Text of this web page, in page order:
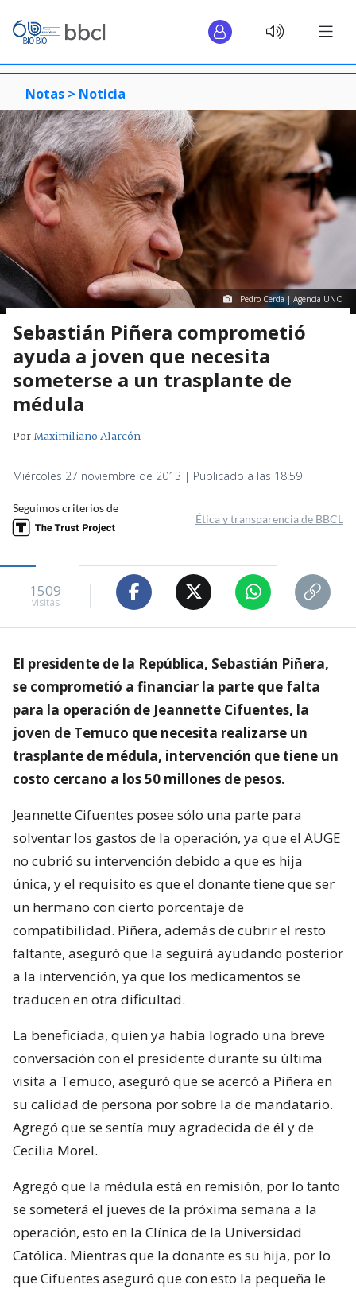
Notas > Noticia
Pedro Cerda | Agencia UNO
Sebastián Piñera comprometió
ayuda a joven que necesita
someterse a un trasplante de
médula
PorMaximiliano Alarcón
Miércoles 27 noviembre de 2013 | Publicado a las 18:59
Seguimos criterios de
Ética y transparencia de BBCL
1509
visitas
El presidente de la República, Sebastián Piñera,
se comprometió a financiar la parte que falta
para la operación de Jeannette Cifuentes, la
joven de Temuco que necesita realizarse un
trasplante de médula, intervención que tiene un
costo cercano a los 50 millones de pesos.
Jeannette Cifuentes posee sólo una parte para
solventar los gastos de la operación, ya que el AUGE
no cubrió su intervención debido a que es hija
única, y el requisito es que el donante tiene que ser
un hermano con cierto porcentaje de
compatibilidad. Piñera, además de cubrir el resto
faltante, aseguró que la seguirá ayudando posterior
a la intervención, ya que los medicamentos se
traducen en otra dificultad.
La beneficiada, quien ya había logrado una breve
conversación con el presidente durante su última
visita a Temuco, aseguró que se acercó a Piñera en
su calidad de persona por sobre la de mandatario.
Agregó que se sentía muy agradecida de él y de
Cecilia Morel.
Agregó que la médula está en remisión, por lo tanto
se someterá el jueves de la próxima semana a la
operación, esto en la Clínica de la Universidad
Católica. Mientras que la donante es su hija, por lo
que Cifuentes aseguró que con esto la pequeña le